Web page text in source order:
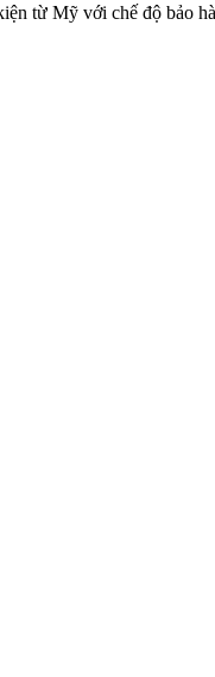
từ Mỹ với chế độ bảo